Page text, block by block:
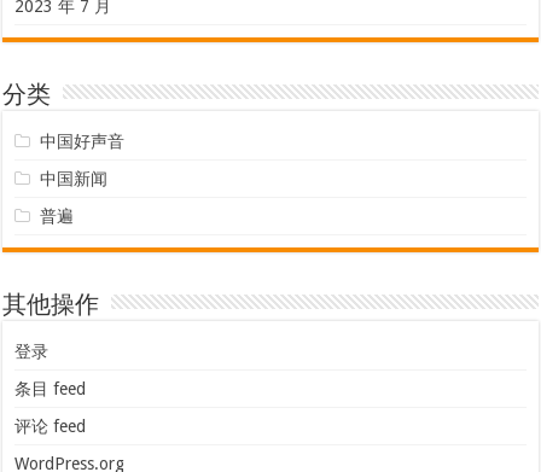
2023 年 7 月
分类
中国好声音
中国新闻
普遍
其他操作
登录
条目 feed
评论 feed
WordPress.org